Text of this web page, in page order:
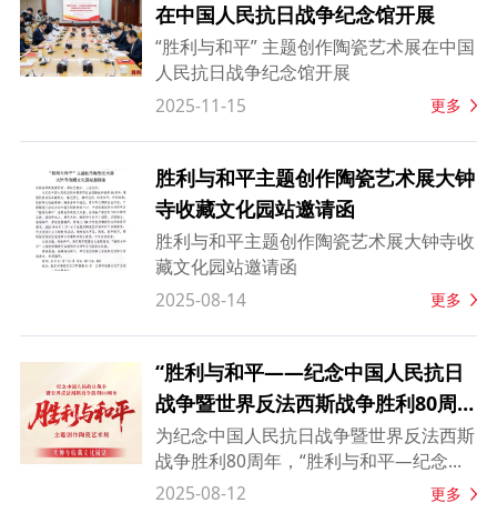
在中国人民抗日战争纪念馆开展
“胜利与和平” 主题创作陶瓷艺术展在中国
人民抗日战争纪念馆开展
2025-11-15
更多
胜利与和平主题创作陶瓷艺术展大钟
寺收藏文化园站邀请函
胜利与和平主题创作陶瓷艺术展大钟寺收
藏文化园站邀请函
2025-08-14
更多
“胜利与和平——纪念中国人民抗日
战争暨世界反法西斯战争胜利80周
年”主题创作陶瓷艺术展：向新处，
续荣光
为纪念中国人民抗日战争暨世界反法西斯
战争胜利80周年，“胜利与和平—纪念中
国人民抗日战争暨世界反法西斯战争胜利
2025-08-12 更多